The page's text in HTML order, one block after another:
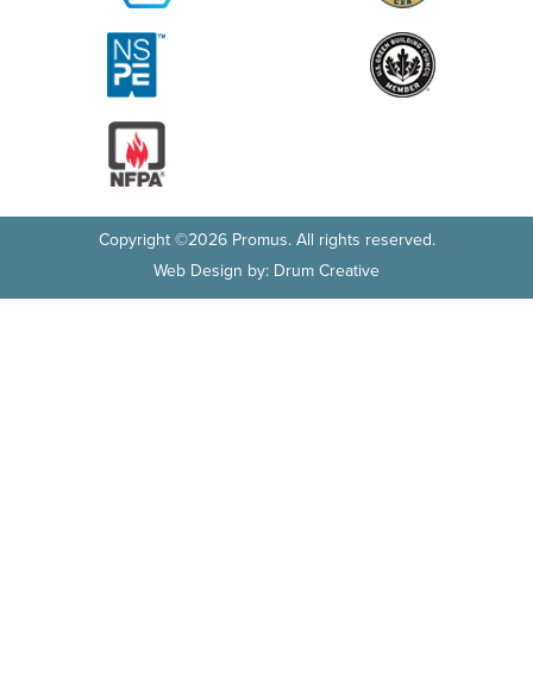
Copyright ©2026 Promus. All rights reserved.
Web Design by: Drum Creative